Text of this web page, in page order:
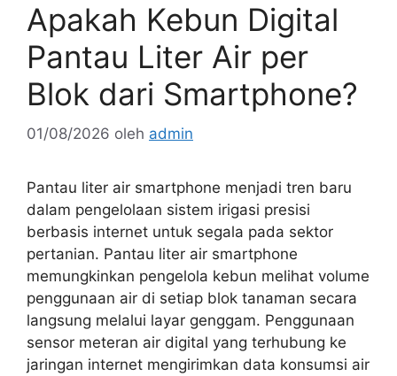
Apakah Kebun Digital
Pantau Liter Air per
Blok dari Smartphone?
01/08/2026 oleh admin
Pantau liter air smartphone menjadi tren baru
dalam pengelolaan sistem irigasi presisi
berbasis internet untuk segala pada sektor
pertanian. Pantau liter air smartphone
memungkinkan pengelola kebun melihat volume
penggunaan air di setiap blok tanaman secara
langsung melalui layar genggam. Penggunaan
sensor meteran air digital yang terhubung ke
jaringan internet mengirimkan data konsumsi air